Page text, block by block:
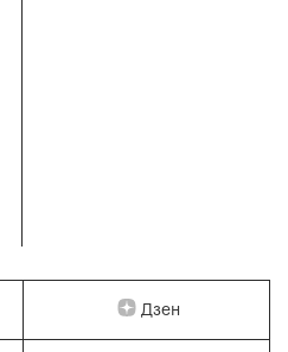
Дзен